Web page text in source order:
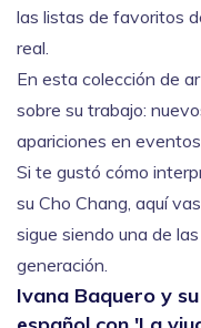
las listas de favoritos
real.
En esta colección de
sobre su trabajo:
apariciones en
Si te gustó cómo
su Cho Chang, aquí
sigue siendo una de
generación.
Ivana Baquero y